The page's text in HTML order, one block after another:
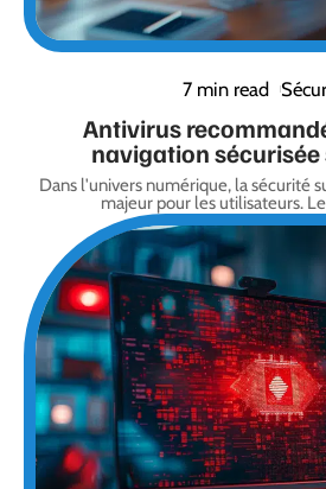
7 min read
Antivirus
navigation sécurisée
Dans l'univers numérique, la sécurité
majeur pour les utilisateurs.